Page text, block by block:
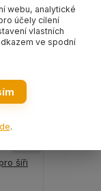
šíři
webu, analytické
účely cílení
vlastních
ve spodní
.